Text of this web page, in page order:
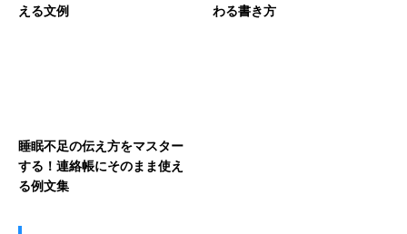
える文例
わる書き方
睡眠不足の伝え方をマスター
する！連絡帳にそのまま使え
る例文集